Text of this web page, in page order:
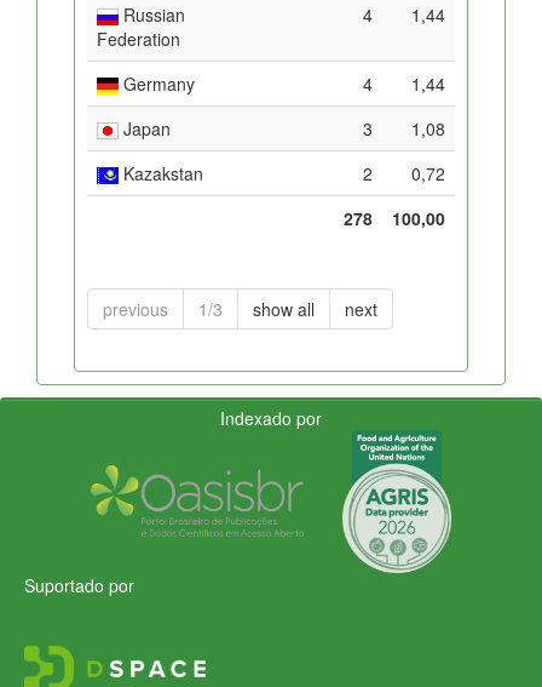
Russian
Federation
4 1,44
Germany 4
1,44
Japan
3
1,08
Kazakstan
2
0,72
278
100,00
previous 1/3 show all next
Indexado por
Suportado por